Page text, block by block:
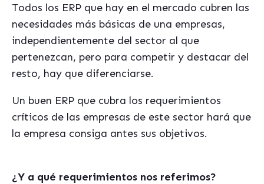
Todos los ERP que hay en el mercado cubren las
necesidades más básicas de una empresas,
independientemente del sector al que
pertenezcan, pero para competir y destacar del
resto, hay que diferenciarse.
Un buen ERP que cubra los requerimientos
críticos de las empresas de este sector hará que
la empresa consiga antes sus objetivos.
¿Y a qué requerimientos nos referimos?